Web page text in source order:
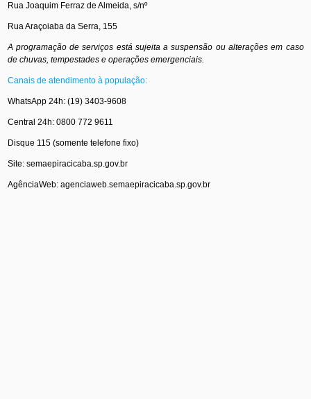
Rua Joaquim Ferraz de Almeida, s/nº
Rua Araçoiaba da Serra, 155
A programação de serviços está sujeita a suspensão ou alterações em caso
de chuvas, tempestades e operações emergenciais.
Canais de atendimento à população:
WhatsApp 24h: (19) 3403-9608
Central 24h: 0800 772 9611
Disque 115 (somente telefone fixo)
Site: semaepiracicaba.sp.gov.br
AgênciaWeb: agenciaweb.semaepiracicaba.sp.gov.br